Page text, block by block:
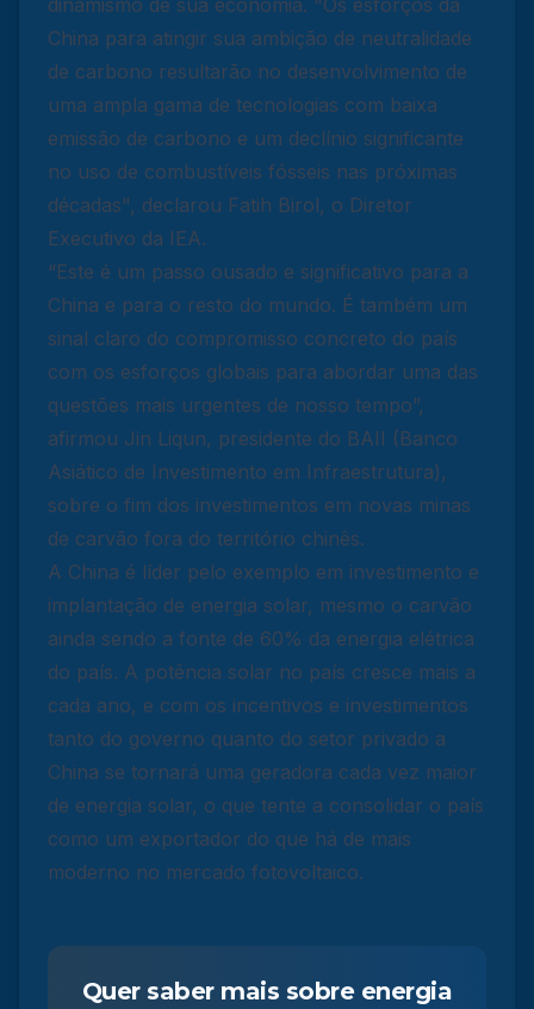
dinamismo de sua economia. "Os esforços da
China para atingir sua ambição de neutralidade
de carbono resultarão no desenvolvimento de
uma ampla gama de tecnologias com baixa
emissão de carbono e um declínio significante
no uso de combustíveis fósseis nas próximas
décadas", declarou Fatih Birol, o Diretor
Executivo da IEA.
“Este é um passo ousado e significativo para a
China e para o resto do mundo. É também um
sinal claro do compromisso concreto do país
com os esforços globais para abordar uma das
questões mais urgentes de nosso tempo”,
afirmou Jin Liqun, presidente do BAII (Banco
Asiático de Investimento em Infraestrutura),
sobre o fim dos investimentos em novas minas
de carvão fora do território chinês.
A China é líder pelo exemplo em investimento e
implantação de energia solar, mesmo o carvão
ainda sendo a fonte de 60% da energia elétrica
do país. A potência solar no país cresce mais a
cada ano, e com os incentivos e investimentos
tanto do governo quanto do setor privado a
China se tornará uma geradora cada vez maior
de energia solar, o que tente a consolidar o país
como um exportador do que há de mais
moderno no mercado fotovoltaico.
Quer saber mais sobre energia